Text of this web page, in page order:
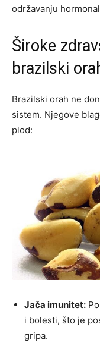
održavanju
Široke
brazilski
Brazilski orah ne
sistem. Njegove
plod:
Jača imunitet:
i bolesti, što je
gripa.